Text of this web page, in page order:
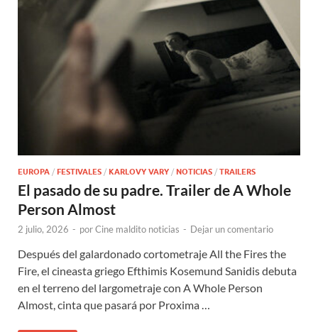
EUROPA / FESTIVALES / KARLOVY VARY / NOTICIAS / TRAILERS
El pasado de su padre. Trailer de A Whole
Person Almost
2 julio, 2026 - porCine maldito noticias - Dejar un comentario
Después del galardonado cortometraje All the Fires the
Fire, el cineasta griego Efthimis Kosemund Sanidis debuta
en el terreno del largometraje con A Whole Person
Almost, cinta que pasará por Proxima …